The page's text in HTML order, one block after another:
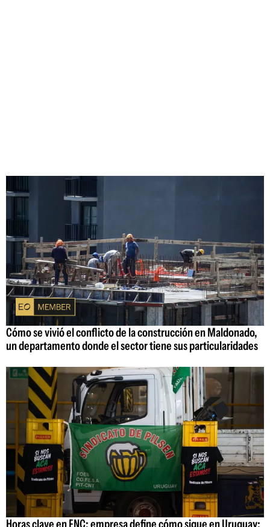
Cómo se vivió el conflicto de la construcción en Maldonado,
un departamento donde el sector tiene sus particularidades
Horas clave en FNC: empresa define cómo sigue en Uruguay;